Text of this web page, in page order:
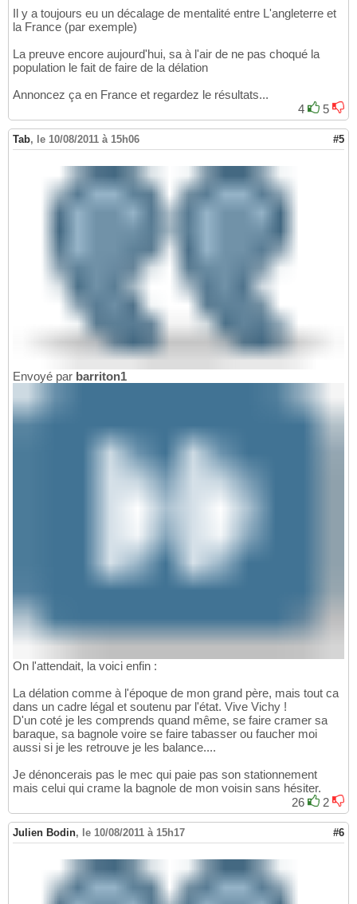
Il y a toujours eu un décalage de mentalité entre L'angleterre et
la France (par exemple)
La preuve encore aujourd'hui, sa à l'air de ne pas choqué la
population le fait de faire de la délation
Annoncez ça en France et regardez le résultats...
4
5
Tab, le 10/08/2011 à 15h06 #5
Envoyé par barriton1
On l'attendait, la voici enfin :
La délation comme à l'époque de mon grand père, mais tout ca
dans un cadre légal et soutenu par l'état. Vive Vichy !
D'un coté je les comprends quand même, se faire cramer sa
baraque, sa bagnole voire se faire tabasser ou faucher moi
aussi si je les retrouve je les balance....
Je dénoncerais pas le mec qui paie pas son stationnement
mais celui qui crame la bagnole de mon voisin sans hésiter.
26
2
Julien Bodin, le 10/08/2011 à 15h17 #6